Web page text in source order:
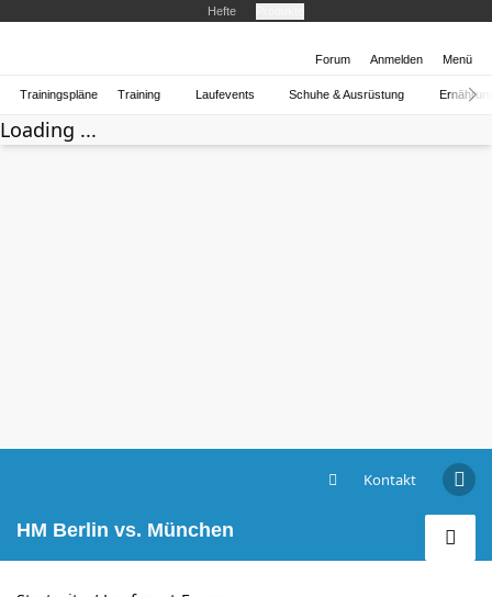
Hefte
Forum Anmelden Menü
Trainingspläne Training Laufevents Schuhe & Ausrüstung
Loading ...
Kontakt
HM Berlin vs. München